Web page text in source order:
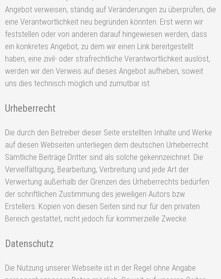
Angebot verweisen, ständig auf Veränderungen zu überprüfen, die
eine Verantwortlichkeit neu begründen könnten. Erst wenn wir
feststellen oder von anderen darauf hingewiesen werden, dass
ein konkretes Angebot, zu dem wir einen Link bereitgestellt
haben, eine zivil- oder strafrechtliche Verantwortlichkeit auslöst,
werden wir den Verweis auf dieses Angebot aufheben, soweit
uns dies technisch möglich und zumutbar ist.
Urheberrecht
Die durch den Betreiber dieser Seite erstellten Inhalte und Werke
auf diesen Webseiten unterliegen dem deutschen Urheberrecht.
Sämtliche Beiträge Dritter sind als solche gekennzeichnet. Die
Vervielfältigung, Bearbeitung, Verbreitung und jede Art der
Verwertung außerhalb der Grenzen des Urheberrechts bedürfen
der schriftlichen Zustimmung des jeweiligen Autors bzw.
Erstellers. Kopien von diesen Seiten sind nur für den privaten
Bereich gestattet, nicht jedoch für kommerzielle Zwecke.
Datenschutz
Die Nutzung unserer Webseite ist in der Regel ohne Angabe